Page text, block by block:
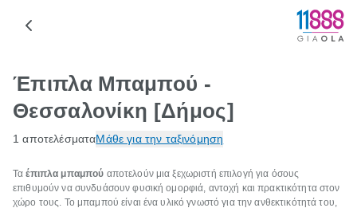
Έπιπλα Μπαμπού -
Θεσσαλονίκη [Δήμος]
1 αποτελέσματαΜάθε για την ταξινόμηση
Ταέπιπλα μπαμπού αποτελούν μια ξεχωριστή επιλογή για όσους
επιθυμούν να συνδυάσουν φυσική ομορφιά, αντοχή και πρακτικότητα στον
χώρο τους. Το μπαμπού είναι ένα υλικό γνωστό για την ανθεκτικότητά του,